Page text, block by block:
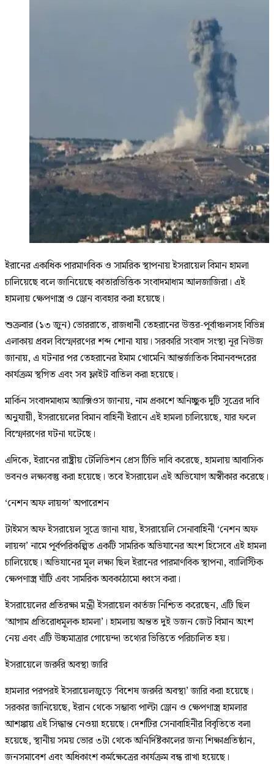
ইরানের একাধিক পারমাণবিক ও সামরিক স্থাপনায় ইসরায়েল বিমান হামলা
চালিয়েছে বলে জানিয়েছে কাতারভিত্তিক সংবাদমাধ্যম আলজাজিরা। এই
হামলায় ক্ষেপণাস্ত্র ও ড্রোন ব্যবহার করা হয়েছে।
শুক্রবার (১৩ জুন) ভোররাতে, রাজধানী তেহরানের উত্তর-পূর্বাঞ্চলসহ বিভিন্ন
এলাকায় প্রবল বিস্ফোরণের শব্দ শোনা যায়। সরকারি সংবাদ সংস্থা নূর নিউজ
জানায়, এ ঘটনার পর তেহরানের ইমাম খোমেনি আন্তর্জাতিক বিমানবন্দরের
কার্যক্রম স্থগিত এবং সব ফ্লাইট বাতিল করা হয়েছে।
মার্কিন সংবাদমাধ্যম অ্যাক্সিওস জানায়, নাম প্রকাশে অনিচ্ছুক দুটি সূত্রের দাবি
অনুযায়ী, ইসরায়েলের বিমান বাহিনী ইরানে এই হামলা চালিয়েছে, যার ফলে
বিস্ফোরণের ঘটনা ঘটেছে।
এদিকে, ইরানের রাষ্ট্রীয় টেলিভিশন প্রেস টিভি দাবি করেছে, হামলায় আবাসিক
ভবনও লক্ষ্যবস্তু করা হয়েছে। তবে ইসরায়েল এই অভিযোগ অস্বীকার করেছে।
‘নেশন অফ লায়ন্স’ অপারেশন
টাইমস অফ ইসরায়েল সূত্রে জানা যায়, ইসরায়েলি সেনাবাহিনী ‘নেশন অফ
লায়ন্স’ নামে পূর্বপরিকল্পিত একটি সামরিক অভিযানের অংশ হিসেবে এই হামলা
চালিয়েছে। অভিযানের মূল লক্ষ্য ছিল ইরানের পারমাণবিক স্থাপনা, ব্যালিস্টিক
ক্ষেপণাস্ত্র ঘাঁটি এবং সামরিক অবকাঠামো ধ্বংস করা।
ইসরায়েলের প্রতিরক্ষা মন্ত্রী ইসরায়েল কার্তজ নিশ্চিত করেছেন, এটি ছিল
‘আগাম প্রতিরোধমূলক হামলা’। হামলায় অন্তত দুই ডজন জেট বিমান অংশ
নেয় এবং এটি উচ্চমাত্রার গোয়েন্দা তথ্যের ভিত্তিতে পরিচালিত হয়।
ইসরায়েলে জরুরি অবস্থা জারি
হামলার পরপরই ইসরায়েলজুড়ে ‘বিশেষ জরুরি অবস্থা’ জারি করা হয়েছে।
সরকার জানিয়েছে, ইরান থেকে সম্ভাব্য পাল্টা ড্রোন ও ক্ষেপণাস্ত্র হামলার
আশঙ্কায় এই সিদ্ধান্ত নেওয়া হয়েছে। দেশটির সেনাবাহিনীর বিবৃতিতে বলা
হয়েছে, স্থানীয় সময় ভোর ৩টা থেকে অনির্দিষ্টকালের জন্য শিক্ষাপ্রতিষ্ঠান,
জনসমাবেশ এবং অধিকাংশ কর্মক্ষেত্রের কার্যক্রম বন্ধ রাখা হয়েছে।